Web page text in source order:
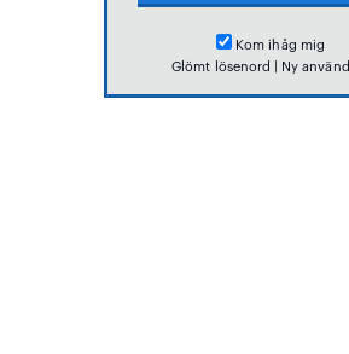
Kom ihåg mig
Glömt lösenord
Ny